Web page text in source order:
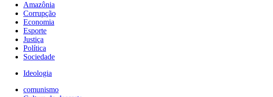
Amazônia
Corrupção
Economia
Esporte
Justiça
Política
Sociedade
Ideologia
comunismo